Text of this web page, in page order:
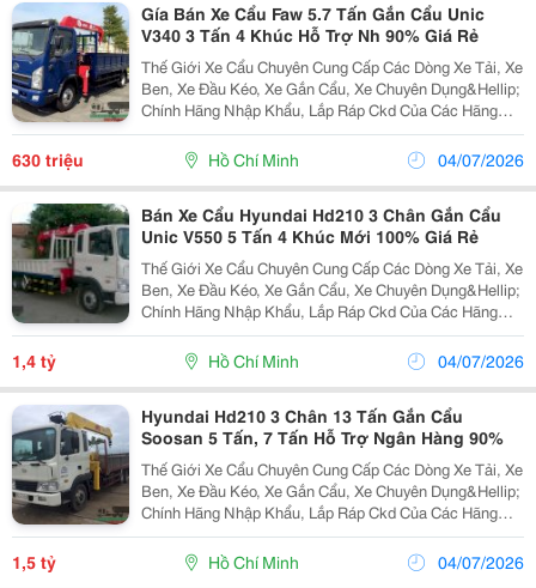
Gía Bán Xe Cẩu Faw 5.7 Tấn Gắn Cẩu Unic
V340 3 Tấn 4 Khúc Hỗ Trợ Nh 90% Giá Rẻ
Thế Giới Xe Cẩu Chuyên Cung Cấp Các Dòng Xe Tải, Xe
Ben, Xe Đầu Kéo, Xe Gắn Cẩu, Xe Chuyên Dụng&Hellip;
Chính Hãng Nhập Khẩu, Lắp Ráp Ckd Của Các Hãng
Thương Hiệu Isuzu, Hino, Fuso, Hyundai&Hellip; Cam
Kết Hỗ Trợ Trả Góp Lên Đến 90% Giá Trị Xe, Lãi S
630 triệu Hồ Chí Minh 04/07/2026
Bán Xe Cẩu Hyundai Hd210 3 Chân Gắn Cẩu
Unic V550 5 Tấn 4 Khúc Mới 100% Giá Rẻ
Thế Giới Xe Cẩu Chuyên Cung Cấp Các Dòng Xe Tải, Xe
Ben, Xe Đầu Kéo, Xe Gắn Cẩu, Xe Chuyên Dụng&Hellip;
Chính Hãng Nhập Khẩu, Lắp Ráp Ckd Của Các Hãng
Thương Hiệu Isuzu, Hino, Fuso, Hyundai,
Daewoo&Hellip; Cam Kết Hỗ Trợ Trả Góp Lên Đến 90%
Giá Trị X
1,4 tỷ Hồ Chí Minh 04/07/2026
Hyundai Hd210 3 Chân 13 Tấn Gắn Cẩu
Soosan 5 Tấn, 7 Tấn Hỗ Trợ Ngân Hàng 90%
Thế Giới Xe Cẩu Chuyên Cung Cấp Các Dòng Xe Tải, Xe
Ben, Xe Đầu Kéo, Xe Gắn Cẩu, Xe Chuyên Dụng&Hellip;
Chính Hãng Nhập Khẩu, Lắp Ráp Ckd Của Các Hãng
Thương Hiệu Isuzu, Hino, Fuso, Hyundai,
Daewoo&Hellip; Cam Kết Hỗ Trợ Trả Góp Lên Đến 90%
Giá Trị X
1,5 tỷ Hồ Chí Minh 04/07/2026